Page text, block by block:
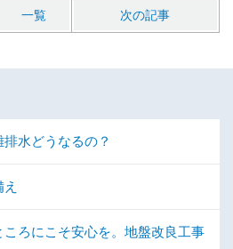
一覧 次の記事
水どうなるの？
ころにこそ安心を。地盤改良工事